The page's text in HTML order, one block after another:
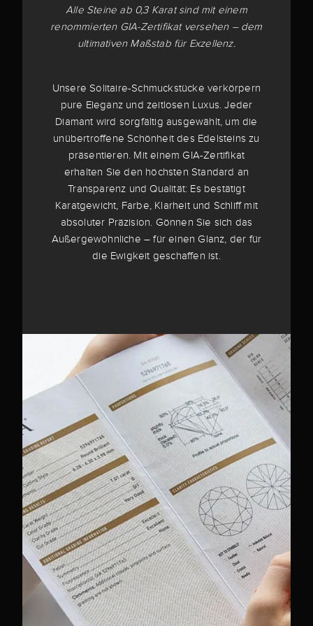
Alle Steine ab 0,3 Karat sind mit einem
renommierten GIA-Zertifikat versehen – dem
ultimativen Maßstab für Exzellenz.
Unsere Solitaire-Schmuckstücke verkörpern
pure Eleganz und zeitlosen Luxus. Jeder
Diamant wird sorgfältig ausgewählt, um die
unübertroffene Schönheit des Edelsteins zu
präsentieren. Mit einem GIA-Zertifikat
erhalten Sie den höchsten Standard an
Transparenz und Qualität: Es bestätigt
Karatgewicht, Farbe, Klarheit und Schliff mit
absoluter Präzision. Gönnen Sie sich das
Außergewöhnliche – für einen Glanz, der für
die Ewigkeit geschaffen ist.